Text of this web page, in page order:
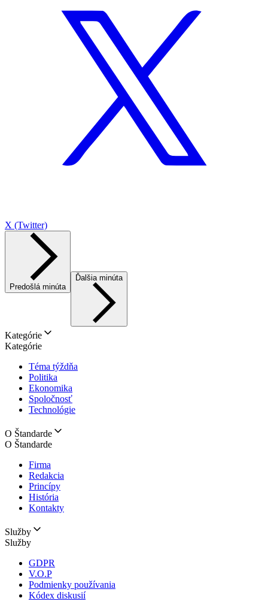
X (Twitter)
Predošlá minúta
Ďalšia minúta
Kategórie
Kategórie
Téma týždňa
Politika
Ekonomika
Spoločnosť
Technológie
O Štandarde
O Štandarde
Firma
Redakcia
Princípy
História
Kontakty
Služby
Služby
GDPR
V.O.P
Podmienky používania
Kódex diskusií